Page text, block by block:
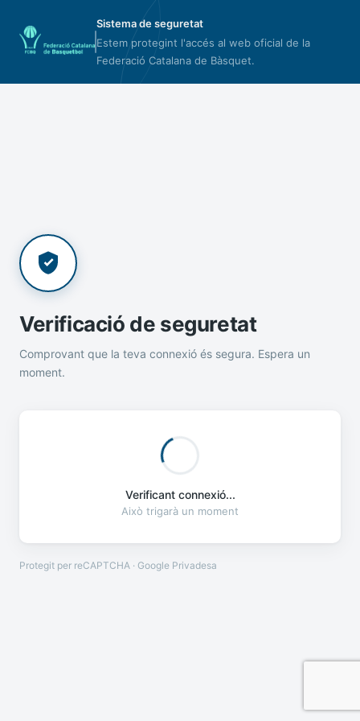
Sistema de seguretat
Estem protegint l'accés al web oficial de la
Federació Catalana de Bàsquet.
Verificació de seguretat
Comprovant que la teva connexió és segura. Espera un
moment.
Verificant connexió...
Això trigarà un moment
Protegit per reCAPTCHA · Google Privadesa